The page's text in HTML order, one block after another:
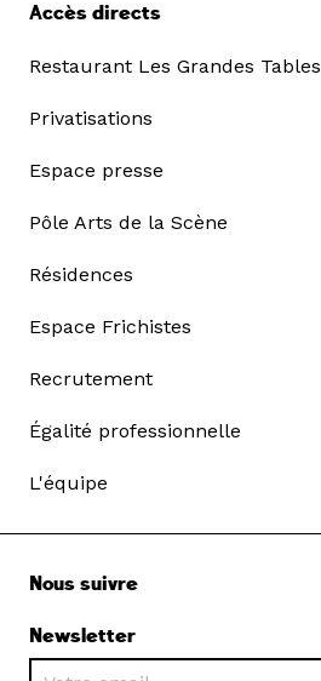
Accès directs
Restaurant Les Grandes Tables
Privatisations
Espace presse
Pôle Arts de la Scène
Résidences
Espace Frichistes
Recrutement
Égalité professionnelle
L'équipe
Nous suivre
Newsletter